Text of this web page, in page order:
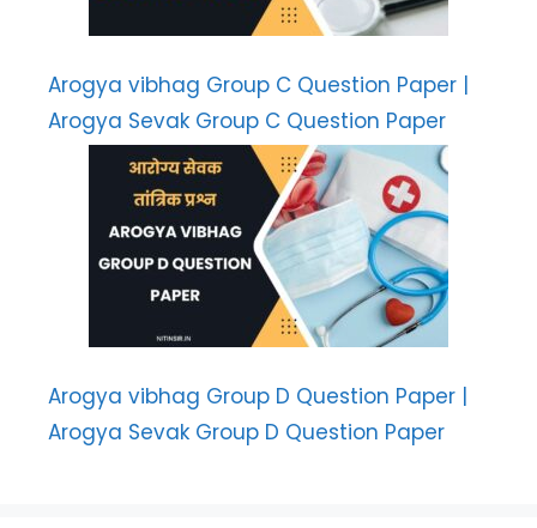
Arogya vibhag Group C Question Paper |
Arogya Sevak Group C Question Paper
Arogya vibhag Group D Question Paper |
Arogya Sevak Group D Question Paper